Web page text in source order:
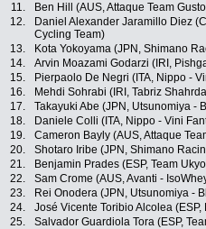
11.
Ben Hill (AUS, Attaque Team
12.
Daniel Alexander Jaramillo Diez
Cycling Team)
13. Kota Yokoyama (JPN, Shimano
14.
Arvin Moazami Godarzi (IRI,
15.
Pierpaolo De Negri (ITA, Nippo -
16.
Mehdi Sohrabi (IRI, Tabriz
17.
Takayuki Abe (JPN, Utsunomiya -
18.
Daniele Colli (ITA, Nippo - Vini
19.
Cameron Bayly (AUS, Attaque
20.
Shotaro Iribe (JPN, Shimano
21.
Benjamin Prades (ESP, Team
22.
Sam Crome (AUS, Avanti -
23.
Rei Onodera (JPN, Utsunomiya -
24.
José Vicente Toribio Alcolea
25.
Salvador Guardiola Tora (ESP,
Facebook
Twitter
Newsletter: